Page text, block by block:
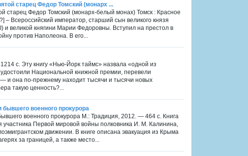
старец Федор Томский (монарх ...
старец Федор Томский (монарх-белый монах) Томск : Красное
Всероссийский император, старший сын великого князя
великой княгини Марии Федоровны. Вступил на престол в
против Наполеона. В его...
с. Эту книгу «Нью-Йорк таймc» назвала «одной из
Национальной книжной премии, перевели
и она по-прежнему находит тысячи и тысячи новых
такую ценность?...
военного прокурора
военного прокурора М.: Традиция, 2012. — 464 с. Книга
Первой мировой войны полковника И. М. Калинина,
движении. В книге описана эвакуация из Крыма
за границей, а также место...